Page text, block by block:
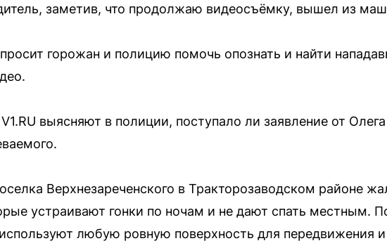
заметив, что продолжаю видеосъёмку, вышел из
горожан и полицию помочь опознать и найти
выясняют в полиции, поступало ли заявление от
Верхнезареченского в Тракторозаводском районе
устраивают гонки по ночам и не дают спать местным.
любую ровную поверхность для передвижения и